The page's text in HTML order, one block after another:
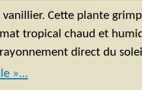
Cette plante
tropical chaud et
direct du
»…